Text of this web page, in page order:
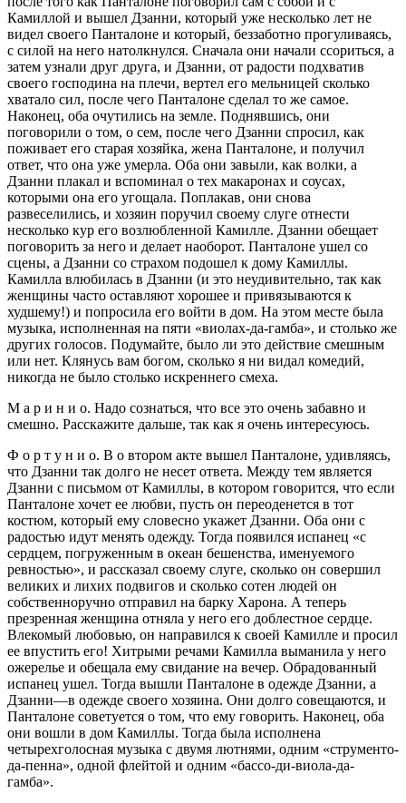
Камиллой и вышел Дзанни, который уже несколько лет не
видел своего Панталоне и который, беззаботно прогуливаясь,
с силой на него натолкнулся. Сначала они начали ссориться, а
затем узнали друг друга, и Дзанни, от радости подхватив
своего господина на плечи, вертел его мельницей сколько
хватало сил, после чего Панталоне сделал то же самое.
Наконец, оба очутились на земле. Поднявшись, они
поговорили о том, о сем, после чего Дзанни спросил, как
поживает его старая хозяйка, жена Панталоне, и получил
ответ, что она уже умерла. Оба они завыли, как волки, а
Дзанни плакал и вспоминал о тех макаронах и соусах,
которыми она его угощала. Поплакав, они снова
развеселились, и хозяин поручил своему слуге отнести
несколько кур его возлюбленной Камилле. Дзанни обещает
поговорить за него и делает наоборот. Панталоне ушел со
сцены, а Дзанни со страхом подошел к дому Камиллы.
Камилла влюбилась в Дзанни (и это неудивительно, так как
женщины часто оставляют хорошее и привязываются к
худшему!) и попросила его войти в дом. На этом месте была
музыка, исполненная на пяти «виолах-да-гамба», и столько же
других голосов. Подумайте, было ли это действие смешным
или нет. Клянусь вам богом, сколько я ни видал комедий,
никогда не было столько искреннего смеха.
M a р и н и о. Надо сознаться, что все это очень забавно и
смешно. Расскажите дальше, так как я очень интересуюсь.
Ф о р т у н и о. В о втором акте вышел Панталоне, удивляясь,
что Дзанни так долго не несет ответа. Между тем является
Дзанни с письмом от Камиллы, в котором говорится, что если
Панталоне хочет ее любви, пусть он переоденется в тот
костюм, который ему словесно укажет Дзанни. Оба они с
радостью идут менять одежду. Тогда появился испанец «с
сердцем, погруженным в океан бешенства, именуемого
ревностью», и рассказал своему слуге, сколько он совершил
великих и лихих подвигов и сколько сотен людей он
собственноручно отправил на барку Харона. А теперь
презренная женщина отняла у него его доблестное сердце.
Влекомый любовью, он направился к своей Камилле и просил
ее впустить его! Хитрыми речами Камилла выманила у него
ожерелье и обещала ему свидание на вечер. Обрадованный
испанец ушел. Тогда вышли Панталоне в одежде Дзанни, а
Дзанни—в одежде своего хозяина. Они долго совещаются, и
Панталоне советуется о том, что ему говорить. Наконец, оба
они вошли в дом Камиллы. Тогда была исполнена
четырехголосная музыка с двумя лютнями, одним «струменто-
да-пенна», одной флейтой и одним «бассо-ди-виола-да-
гамба».